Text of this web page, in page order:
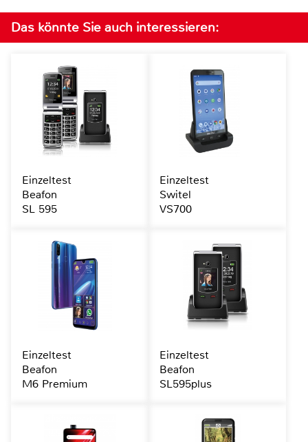
Das könnte Sie auch interessieren:
Einzeltest
Beafon
SL 595
Einzeltest
Switel
VS700
Einzeltest
Beafon
M6 Premium
Einzeltest
Beafon
SL595plus